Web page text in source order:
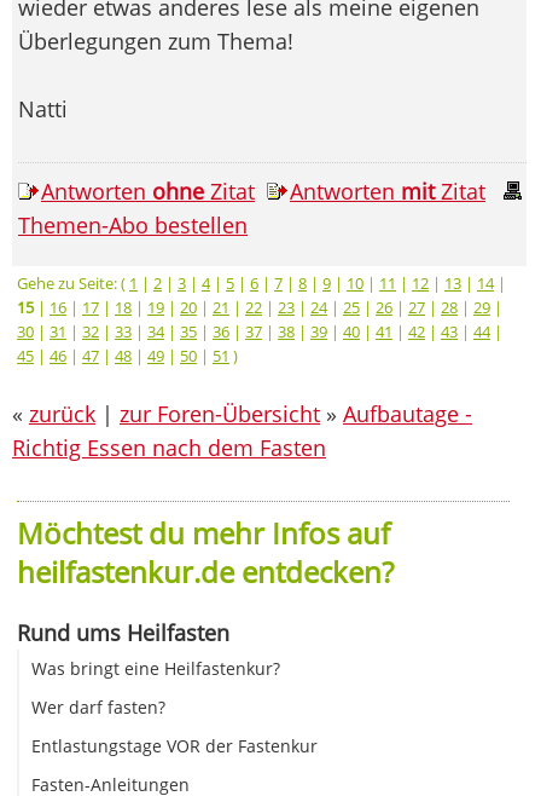
wieder etwas anderes lese als meine eigenen
Überlegungen zum Thema!
Natti
Antworten ohne Zitat Antworten mitZitat
Themen-Abo bestellen
Gehe zu Seite: ( 1 | 2 | 3 | 4| 5 | 6 | 7 | 8 | 9 | 10 | 11 | 12 | 13 | 14|
15| 16 | 17 | 18 | 19 | 20 | 21 | 22 | 23 | 24| 25 | 26 | 27 | 28 | 29 |
30 | 31 | 32 | 33 | 34| 35 | 36 | 37 | 38 | 39 | 40 | 41 | 42 | 43 | 44|
45 | 46 | 47 | 48 | 49 | 50 | 51 )
« zurück | zur Foren-Übersicht » Aufbautage -
Richtig Essen nach dem Fasten
Möchtest du mehr Infos auf
heilfastenkur.de entdecken?
Rund ums Heilfasten
Was bringt eine Heilfastenkur?
Wer darf fasten?
Entlastungstage VOR der Fastenkur
Fasten-Anleitungen